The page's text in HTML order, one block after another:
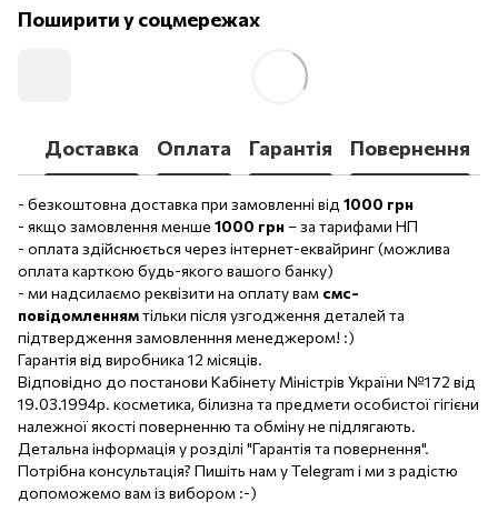
Поширити у соцмережах
Доставка Оплата Гарантія Повернення
- безкоштовна доставка при замовленні від 1000 грн
- якщо замовлення менше 1000 грн– за тарифами НП
- оплата здійснюється через інтернет-еквайринг (можлива
оплата карткою будь-якого вашого банку)
- ми надсилаємо реквізити на оплату вам смс-
повідомленнямтільки після узгодження деталей та
підтвердження замовленння менеджером! :)
Гарантія від виробника 12 місяців.
Відповідно до постанови Кабінету Міністрів України №172 від
19.03.1994р. косметика, білизна та предмети особистої гігієни
належної якості поверненню та обміну не підлягають.
Детальна інформація у розділі "Гарантія та повернення".
Потрібна консультація? Пишіть нам у Telegram і ми з радістю
допоможемо вам із вибором :-)